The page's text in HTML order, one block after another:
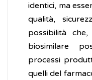
identici, ma
qualità,
possibilità
biosimilare
processi
quelli del